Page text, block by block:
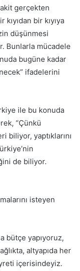
gerçekten
bir kıyıya
düşünmesi
Bunlarla mücadele
bugüne kadar
ifadelerini
ile bu konuda
“Çünkü
biliyor, yaptıklarını
de biliyor.
isteyen
bütçe yapıyoruz,
altyapıda her
içerisindeyiz.